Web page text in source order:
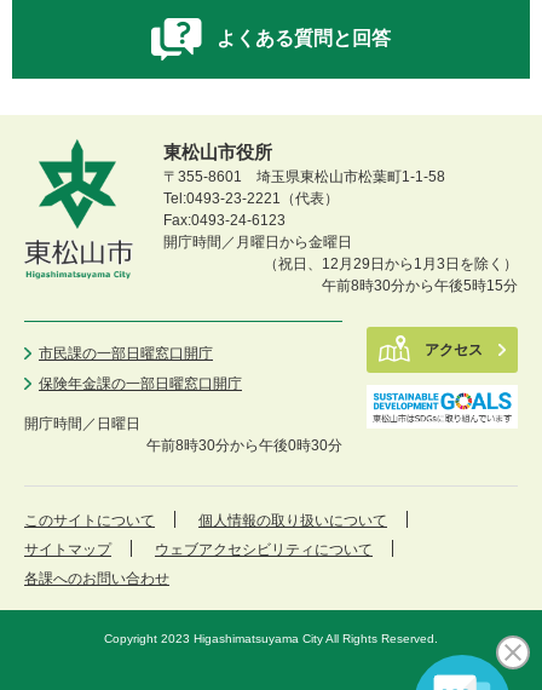
よくある質問と回答
東松山市役所
〒355-8601 埼玉県東松山市松葉町1-1-58
Tel:0493-23-2221（代表）
Fax:0493-24-6123
開庁時間／月曜日から金曜日
（祝日、12月29日から1月3日を除く）
午前8時30分から午後5時15分
市民課の一部日曜窓口開庁
保険年金課の一部日曜窓口開庁
開庁時間／ 日曜日
午前8時30分から午後0時30分
アクセス
このサイトについて
個人情報の取り扱いについて
サイトマップ
ウェブアクセシビリティについて
各課へのお問い合わせ
Copyright 2023 Higashimatsuyama City All Rights Reserved.